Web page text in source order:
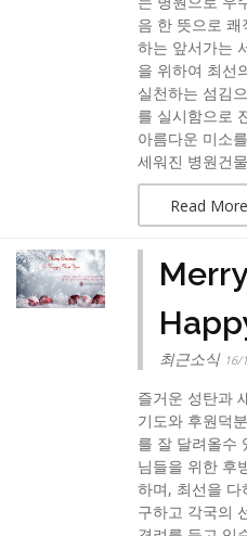
음 한 뜻으로
하는 앞서가는
을 위하여 최선
실천하는 섬김
를 실시함으로
아름다운 미소
세워진 병원건
Read More
최근소식 16/
즐거운 성탄과
기도와 후원덕
를 잘 달려올수
님들을 위한 후
하며, 최선을 다
구하고 각국의